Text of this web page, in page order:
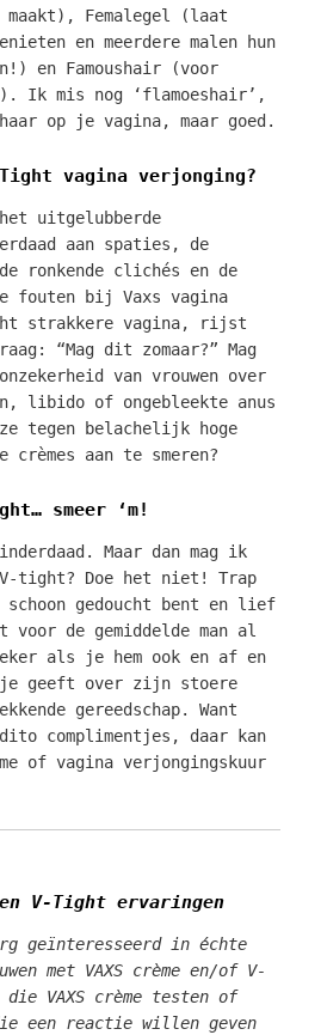
maakt), Femalegel (laat
en meerdere malen hun
en Famoushair (voor
Ik mis nog ‘flamoeshair’,
op je vagina, maar goed.
Tight vagina verjonging?
uitgelubberde
aan spaties, de
ronkende clichés en de
fouten bij Vaxs vagina
strakkere vagina, rijst
“Mag dit zomaar?” Mag
van vrouwen over
libido of ongebleekte anus
tegen belachelijk hoge
aan te smeren?
smeer ‘m!
Maar dan mag ik
V-tight? Doe het niet! Trap
gedoucht bent en lief
voor de gemiddelde man al
als je hem ook en af en
geeft over zijn stoere
gereedschap. Want
complimentjes, daar kan
of vagina verjongingskuur
V-Tight ervaringen
geïnteresseerd in échte
met VAXS crème en/of V-
VAXS crème testen of
een reactie willen geven